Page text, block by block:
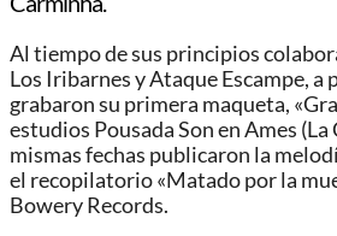
Al tiempo de sus principios
Los Iribarnes y Ataque Escampe, a
grabaron su primera maqueta,
estudios Pousada Son en Ames (La
mismas fechas publicaron la
el recopilatorio «Matado por la
Bowery Records.